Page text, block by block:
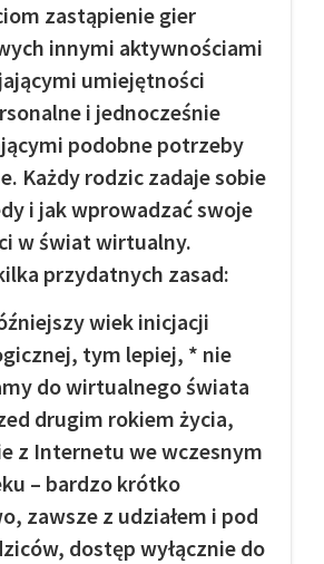
zastąpienie gier
innymi aktywnościami
umiejętności
i jednocześnie
podobne potrzeby
Każdy rodzic zadaje sobie
i jak wprowadzać swoje
w świat wirtualny.
przydatnych zasad:
wiek inicjacji
tym lepiej, * nie
do wirtualnego świata
drugim rokiem życia,
z Internetu we wczesnym
– bardzo krótko
zawsze z udziałem i pod
dostęp wyłącznie do